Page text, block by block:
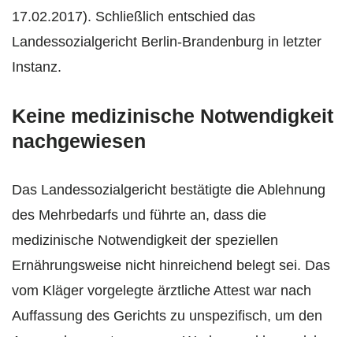
17.02.2017). Schließlich entschied das
Landessozialgericht Berlin-Brandenburg in letzter
Instanz.
Keine medizinische Notwendigkeit
nachgewiesen
Das Landessozialgericht bestätigte die Ablehnung
des Mehrbedarfs und führte an, dass die
medizinische Notwendigkeit der speziellen
Ernährungsweise nicht hinreichend belegt sei. Das
vom Kläger vorgelegte ärztliche Attest war nach
Auffassung des Gerichts zu unspezifisch, um den